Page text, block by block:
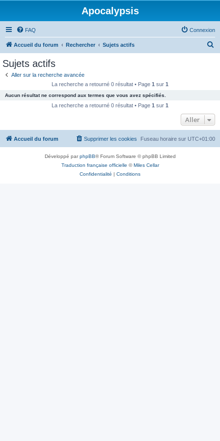
Apocalypsis
FAQ Connexion
Accueil du forum Rechercher Sujets actifs
c
e
Sujets actifs
Aller sur la recherche avancée
La recherche a retourné 0 résultat • Page 1 sur 1
Aucun résultat ne correspond aux termes que vous avez spécifiés.
La recherche a retourné 0 résultat • Page 1 sur 1
Aller
Accueil du forum Fuseau horaire sur UTC+01:00
Supprimer les cookies
Développé parphpBB® Forum Software © phpBB Limited
Traduction française officielle ©Miles Cellar
Confidentialité | Conditions